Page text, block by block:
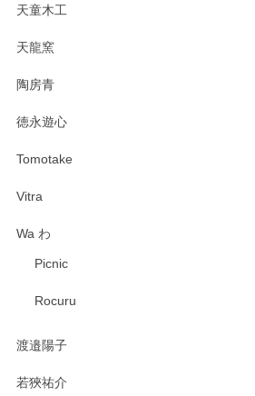
天童木工
天龍窯
陶房青
徳永遊心
Tomotake
Vitra
Wa わ
Picnic
Rocuru
渡邉陽子
若狹祐介